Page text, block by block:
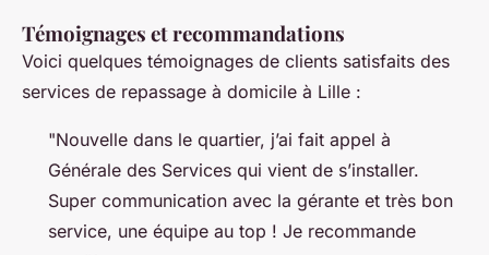
Témoignages et recommandations
Voici quelques témoignages de clients satisfaits des
services de repassage à domicile à Lille :
"Nouvelle dans le quartier, j’ai fait appel à
Générale des Services qui vient de s’installer.
Super communication avec la gérante et très bon
service, une équipe au top ! Je recommande